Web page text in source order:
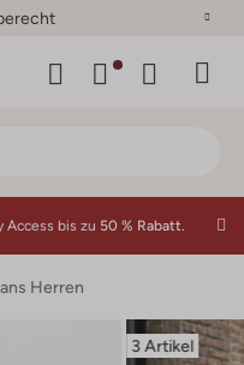
Access bis zu 50 % Rabatt.
Herren
3 Artikel